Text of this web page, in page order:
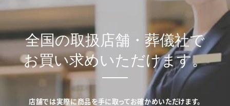
全国の取扱店舗・葬儀社で
お買い求めいただけます。
店舗では実際に商品を手に取ってお確かめいただけます。